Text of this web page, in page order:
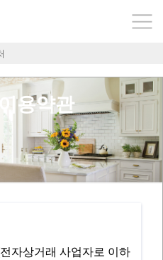
로로퀸 200mg x …
용약관
자상거래 사업자로 이하